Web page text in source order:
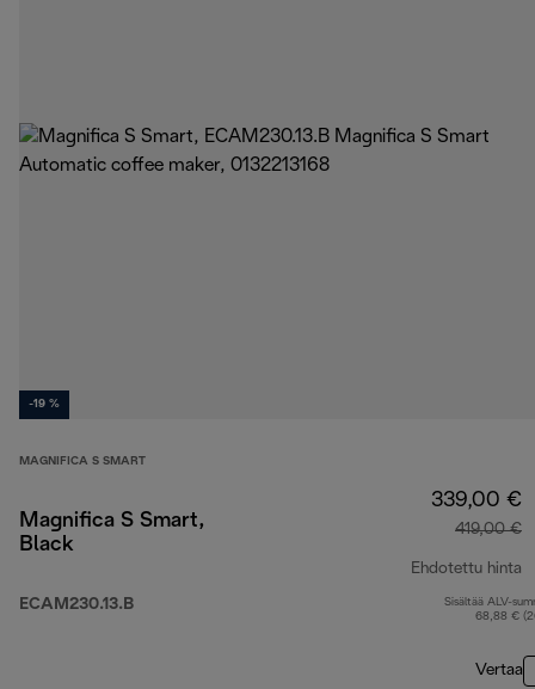
-19 %
MAGNIFICA S SMART
Magnifica S Smart,
Black
ECAM230.13.B
339,00 €
419,00 €
Ehdotettu hinta
Sisältää ALV-
68,88 €
Vertaa